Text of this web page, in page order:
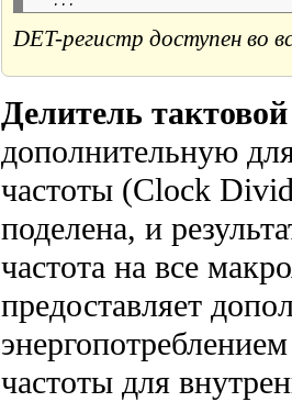
DET-регистр доступен во
Делитель
дополнительную
частоты (Clock
поделена, и
частота на все
предоставляет
частоты для